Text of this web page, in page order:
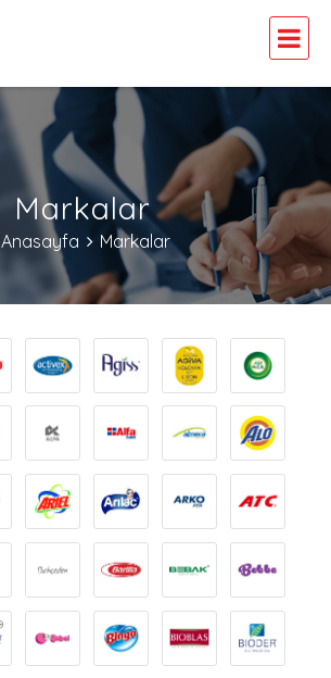
Markalar
Anasayfa Markalar